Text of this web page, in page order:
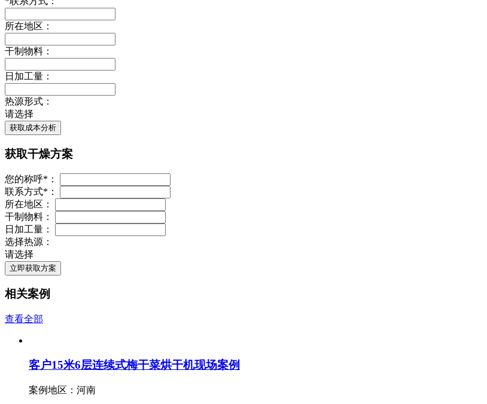
所在地区：
干制物料：
日加工量：
热源形式：
请选择
获取成本分析
获取干燥方案
您的称呼* ：
联系方式* ：
所在地区：
干制物料：
日加工量：
选择热源：
请选择
立即获取方案
相关案例
查看全部
客户15米6层连续式梅干菜烘干机现场案例
案例地区：河南